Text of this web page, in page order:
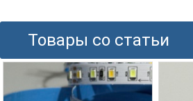
Товары со статьи